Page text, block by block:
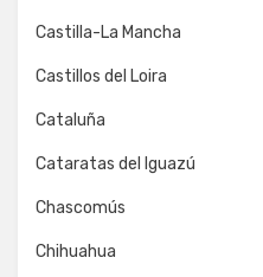
Castilla-La Mancha
Castillos del Loira
Cataluña
Cataratas del Iguazú
Chascomús
Chihuahua